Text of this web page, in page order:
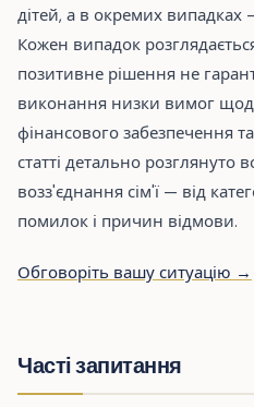
дітей, а в окремих випадках
Кожен випадок
позитивне рішення не
виконання низки вимог
фінансового забезпечення
статті детально розглянуто
возз'єднання сім'ї — від
помилок і причин відмови.
Обговоріть вашу ситуацію →
Часті запитання